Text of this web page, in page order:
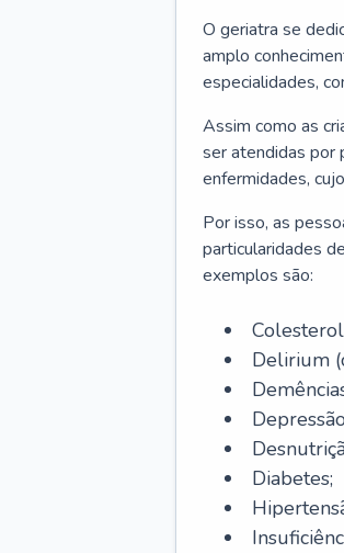
O geriatra se
amplo
especialidades,
Assim como as
ser atendidas por
enfermidades,
Por isso, as
particularidades
exemplos são:
Delirium
Diabetes;